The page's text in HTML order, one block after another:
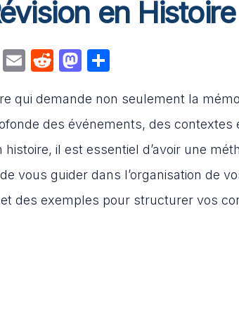
en
E
ai
l
R
d
di
t
M
st
o
d
o
n
ta
g
er
qui demande non seulement la
des événements, des
il est essentiel d’avoir une
vous guider dans l’organisation de
des exemples pour structurer vos